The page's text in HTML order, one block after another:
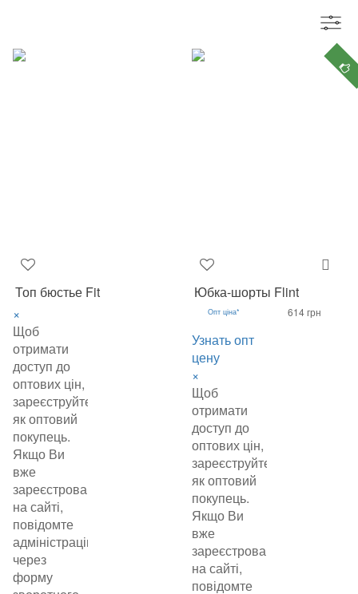
Топ бюстье Fit
×
Щоб
отримати
доступ до
оптових цін,
зареєструйтеся
як оптовий
покупець.
Якщо Ви
вже
зареєстровані
на сайті,
повідомте
адміністрацію
через
форму
Юбка-шорты Flint
Опт ціна*
Узнать опт
цену
×
Щоб
отримати
доступ до
оптових цін,
зареєструйтеся
як оптовий
покупець.
Якщо Ви
вже
зареєстровані
на сайті,
повідомте
614 грн